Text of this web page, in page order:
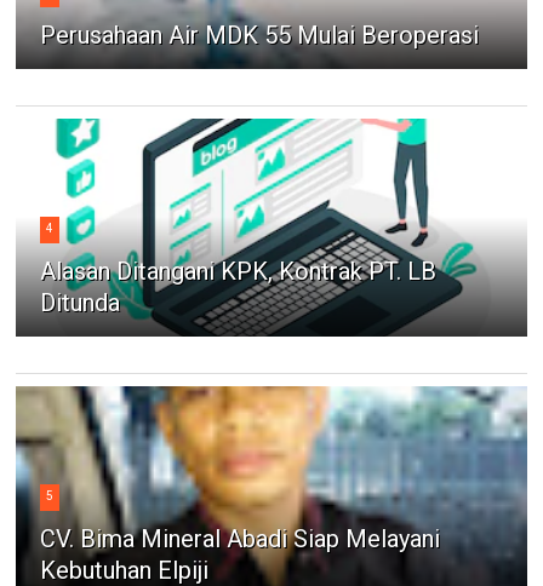
Perusahaan Air MDK 55 Mulai Beroperasi
4
Alasan Ditangani KPK, Kontrak PT. LB
Ditunda
5
CV. Bima Mineral Abadi Siap Melayani
Kebutuhan Elpiji